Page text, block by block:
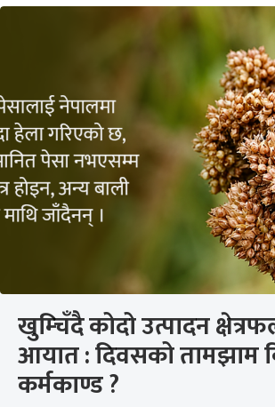
खुम्चिँदै कोदो उत्पादन
आयात : दिवसको तामझाम
कर्मकाण्ड ?